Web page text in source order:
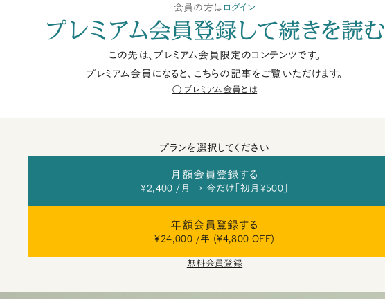
会員の方は ログイン
プレミアム会員登録して続きを読む
この先は、プレミアム会員限定のコンテンツです。
プレミアム会員になると、こちらの記事をご覧いただけます。
プレミアム会員とは
プランを選択してください
月額会員登録する
¥2,400 /月 → 今だけ「初月¥500」
年額会員登録する
¥24,000 /年 (¥4,800 OFF)
無料会員登録